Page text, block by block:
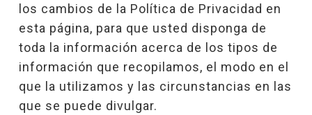
los cambios de la Política de Privacidad en
esta página, para que usted disponga de
toda la información acerca de los tipos de
información que recopilamos, el modo en el
que la utilizamos y las circunstancias en las
que se puede divulgar.